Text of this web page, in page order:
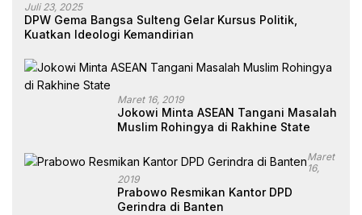
Juli 23, 2025
DPW Gema Bangsa Sulteng Gelar Kursus Politik,
Kuatkan Ideologi Kemandirian
Maret 16, 2019
Jokowi Minta ASEAN Tangani Masalah
Muslim Rohingya di Rakhine State
Maret
16,
2019
Prabowo Resmikan Kantor DPD
Gerindra di Banten